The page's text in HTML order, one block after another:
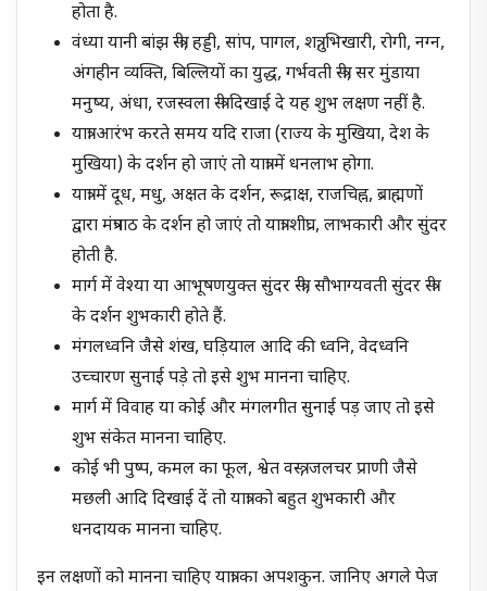
होता है.
वंध्या यानी बांझ स्त्री, हड्डी, सांप, पागल, शत्रु, भिखारी, रोगी, नग्न,
अंगहीन व्यक्ति, बिल्लियों का युद्ध, गर्भवती स्त्री, सर मुंडाया
मनुष्य, अंधा, रजस्वला स्त्री दिखाई दे यह शुभ लक्षण नहीं है.
यात्रा आरंभ करते समय यदि राजा (राज्य के मुखिया, देश के
मुखिया) के दर्शन हो जाएं तो यात्रा में धनलाभ होगा.
यात्रा में दूध, मधु, अक्षत के दर्शन, रूद्राक्ष, राजचिह्न, ब्राह्मणों
द्वारा मंत्रपाठ के दर्शन हो जाएं तो यात्रा शीघ्र, लाभकारी और सुंदर
होती है.
मार्ग में वेश्या या आभूषणयुक्त सुंदर स्त्री, सौभाग्यवती सुंदर स्त्री
के दर्शन शुभकारी होते हैं.
मंगलध्वनि जैसे शंख, घड़ियाल आदि की ध्वनि, वेदध्वनि
उच्चारण सुनाई पड़े तो इसे शुभ मानना चाहिए.
मार्ग में विवाह या कोई और मंगलगीत सुनाई पड़ जाए तो इसे
शुभ संकेत मानना चाहिए.
कोई भी पुष्प, कमल का फूल, श्वेत वस्त्र, जलचर प्राणी जैसे
मछली आदि दिखाई दें तो यात्रा को बहुत शुभकारी और
धनदायक मानना चाहिए.
इन लक्षणों को मानना चाहिए यात्रा का अपशकुन. जानिए अगले पेज